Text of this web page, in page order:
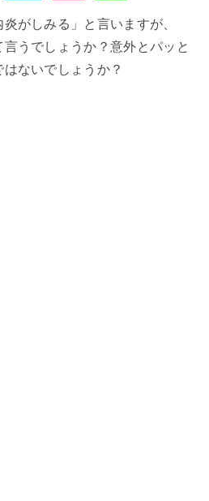
がしみる」と言いますが、
言うでしょうか？意外とパッと
ないでしょうか？